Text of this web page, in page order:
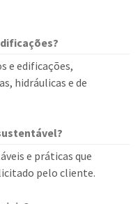
e edificações,
hidráulicas e de
e práticas que
pelo cliente.